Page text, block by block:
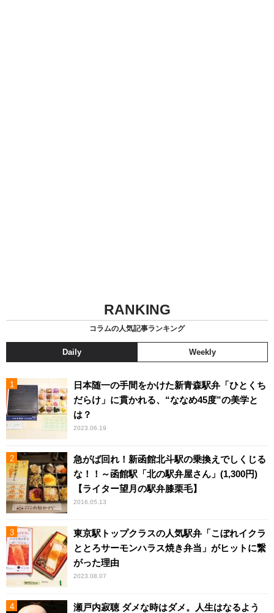
RANKING
コラムの人気記事ランキング
Daily Weekly
日本随一の手間をかけた新青森駅弁「ひとくち
だらけ」に貫かれる、“ななめ45度”の美学と
は？
2023.06.19
急がば回れ！新函館北斗駅の乗換えでしくじる
な！！～函館駅「北の駅弁屋さん」(1,300円)
【ライター望月の駅弁膝栗毛】
2016.05.13
東京駅トップクラスの人気駅弁「こぼれイクラ
ととろサーモンハラス焼き弁当」がヒットに繋
がった理由
2023.08.07
瀬戸内寂聴 ダメな時はダメ。人生はなるよう